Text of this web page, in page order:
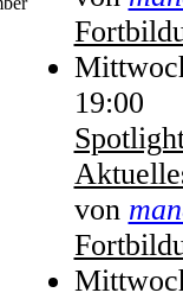
19:00
von